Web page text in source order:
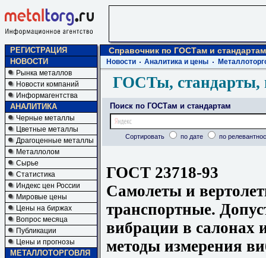
РЕГИСТРАЦИЯ
НОВОСТИ
Рынка металлов
Новости компаний
Информагентства
АНАЛИТИКА
Черные металлы
Цветные металлы
Драгоценные металлы
Металлолом
Сырье
Статистика
Индекс цен России
Мировые цены
Цены на биржах
Вопрос месяца
Публикации
Цены и прогнозы
МЕТАЛЛОТОРГОВЛЯ
Справочник по ГОСТам и стандартам
Новости Аналитика и цены
ГОСТы, стандарты,
Поиск по ГОСТам и стандартам
Сортировать по дате по
ГОСТ 23718-93
Самолеты и
транспортные.
вибрации в салонах
методы измерения